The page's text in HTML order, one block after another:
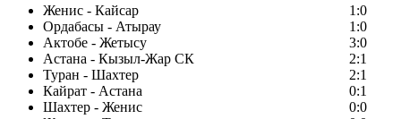
Женис - Кайсар
1:0
Ордабасы - Атырау
1:0
Актобе - Жетысу
3:0
Астана - Кызыл-Жар СК
2:1
Туран - Шахтер
2:1
Кайрат - Астана
0:1
Шахтер - Женис
0:0